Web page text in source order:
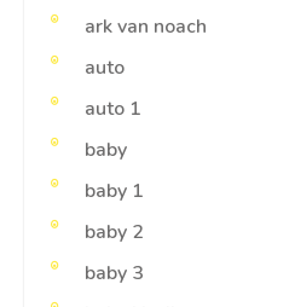
ark van noach
auto
auto 1
baby
baby 1
baby 2
baby 3